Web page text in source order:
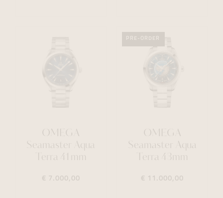
OMEGA
Seamaster Aqua
Terra 41mm
€ 7.000,00
PRE-ORDER
OMEGA
Seamaster Aqua
Terra 43mm
€ 11.000,00